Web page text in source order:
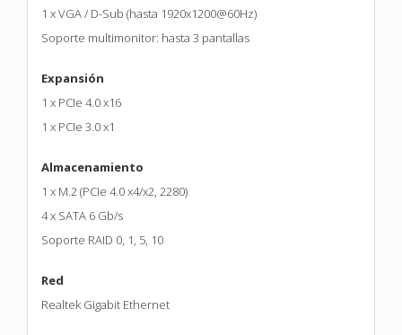
1 x VGA / D-Sub (hasta 1920x1200@60Hz)
Soporte multimonitor: hasta 3 pantallas
Expansión
1 x PCIe 4.0 x16
1 x PCIe 3.0 x1
Almacenamiento
1 x M.2 (PCIe 4.0 x4/x2, 2280)
4 x SATA 6 Gb/s
Soporte RAID 0, 1, 5, 10
Red
Realtek Gigabit Ethernet